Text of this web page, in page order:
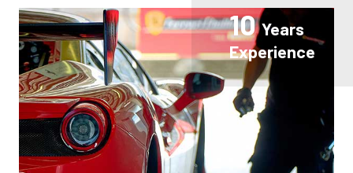
10Years
Experience